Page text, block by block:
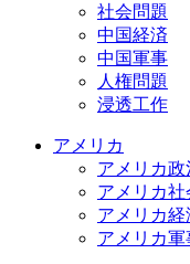
社会問題
中国経済
中国軍事
人権問題
浸透工作
アメリカ
アメリカ政
アメリカ社
アメリカ経
アメリカ軍